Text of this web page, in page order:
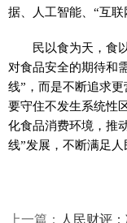
据、人工智能、“互联
民以食为天，食
对食品安全的期待和
线”，而是不断追求
要守住不发生系统性
化食品消费环境，推
线”发展，不断满足人
上一篇： 人民财评